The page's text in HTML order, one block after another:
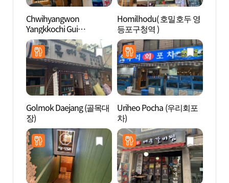
Chwihyangwon
Yangkkochi Gui
Jeonmun (취향원양꼬치
구이전문)
Homilhodu( 호밀호두 영
등포구청역 )
Golmok Daejang (골목대
장)
Uriheo Pocha (우리회포
차)